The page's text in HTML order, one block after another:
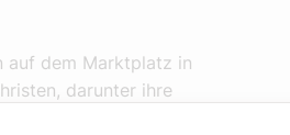
auf dem Marktplatz in
darunter ihre
Meerfahrt, heißt es.